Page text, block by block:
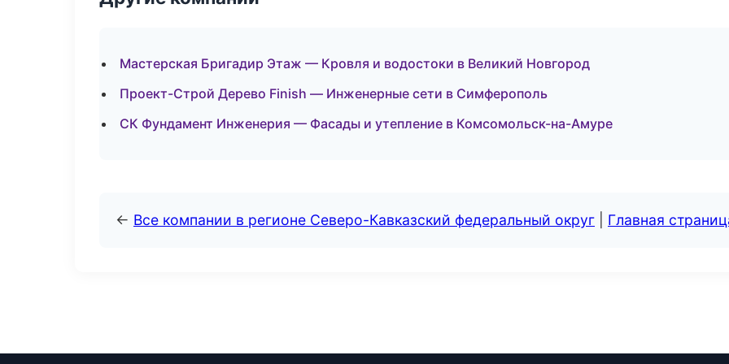
Мастерская Бригадир Этаж — Кровля и водостоки в Великий Новгород
Проект-Строй Дерево Finish — Инженерные сети в Симферополь
СК Фундамент Инженерия — Фасады и утепление в Комсомольск-на-Амуре
← Все компании в регионе Северо-Кавказский федеральный округ Главная